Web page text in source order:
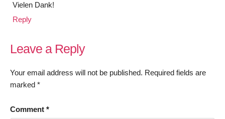
Vielen Dank!
Reply
Leave a Reply
Your email address will not be published. Required fields are
marked *
Comment *